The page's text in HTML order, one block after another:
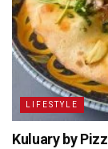
LIFESTYLE
Kuluary by